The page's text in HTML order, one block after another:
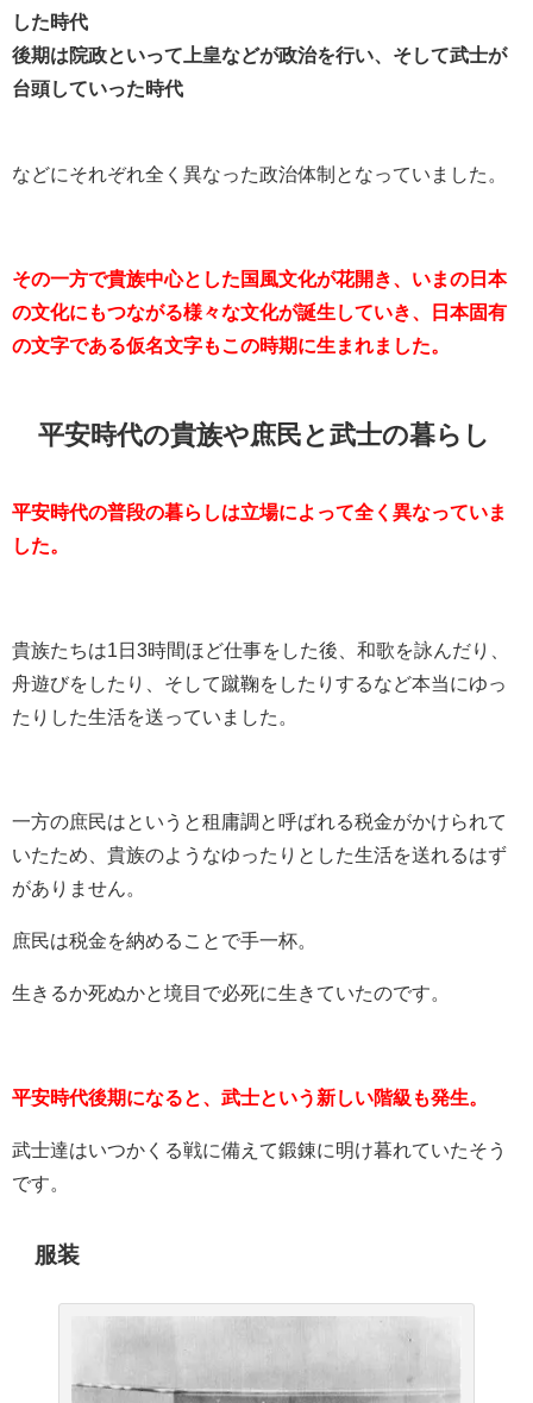
した時代
後期は院政といって上皇などが政治を行い、そして武士が
台頭していった時代
などにそれぞれ全く異なった政治体制となっていました。
その一方で貴族中心とした国風文化が花開き、いまの日本
の文化にもつながる様々な文化が誕生していき、日本固有
の文字である仮名文字もこの時期に生まれました。
平安時代の貴族や庶民と武士の暮らし
平安時代の普段の暮らしは立場によって全く異なっていま
した。
貴族たちは1日3時間ほど仕事をした後、和歌を詠んだり、
舟遊びをしたり、そして蹴鞠をしたりするなど本当にゆっ
たりした生活を送っていました。
一方の庶民はというと租庸調と呼ばれる税金がかけられて
いたため、貴族のようなゆったりとした生活を送れるはず
がありません。
庶民は税金を納めることで手一杯。
生きるか死ぬかと境目で必死に生きていたのです。
平安時代後期になると、武士という新しい階級も発生。
武士達はいつかくる戦に備えて鍛錬に明け暮れていたそう
です。
服装